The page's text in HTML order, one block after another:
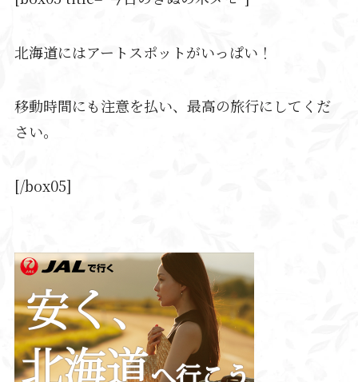
北海道にはアートスポットがいっぱい！
移動時間にも注意を払い、最高の旅行にしてくだ
さい。
[/box05]